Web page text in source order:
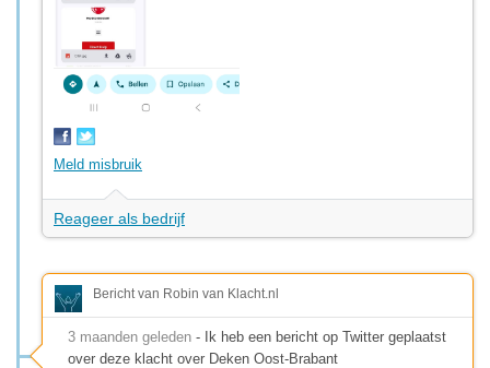
Meld misbruik
Reageer als bedrijf
Bericht van Robin van Klacht.nl
3 maanden geleden - Ik heb een bericht op Twitter geplaatst
over deze klacht over Deken Oost-Brabant